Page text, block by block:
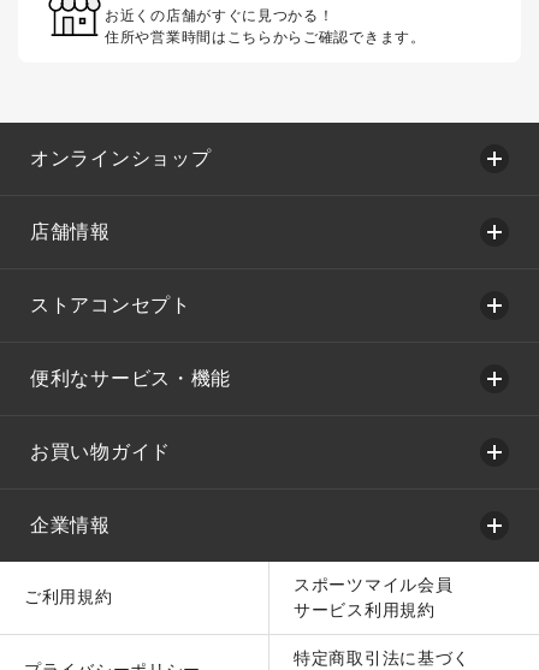
お近くの店舗がすぐに見つかる！
住所や営業時間はこちらからご確認できます。
オンラインショップ
店舗情報
ストアコンセプト
便利なサービス・機能
お買い物ガイド
企業情報
ご利用規約
スポーツマイル会員
サービス利用規約
特定商取引法に基づく